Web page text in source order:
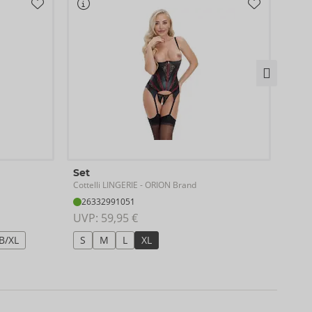
XL
Set
Cottelli LINGERIE - ORION Brand
26332991051
UVP: 59,95 €
S M L XL